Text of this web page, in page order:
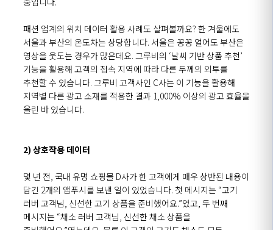
패션 업계의 위치 데이터 활용 사례도 살펴볼까요? 한 겨울에도
서울과 부산의 온도차는 상당합니다. 서울은 꽁꽁 얼어도 부산은
영상을 웃도는 경우가 많은데요. 그루비의 ‘날씨 기반 상품 추천’
기능을 활용해 고객의 접속 지역에 따라 다른 두께의 외투를
추천할 수 있습니다. 그루비 고객사인 C사는 이 기능을 활용해
지역별 다른 광고 소재를 적용한 결과 1,000% 이상의 광고 효율을
올린 바 있습니다.
2) 상호작용 데이터
몇 년 전, 국내 유명 쇼핑몰 D사가 한 고객에게 매우 상반된 내용이
담긴 2개의 앱푸시를 보낸 일이 있었습니다. 첫 메시지는 “고기
러버 고객님, 신선한 고기 상품을 준비했어요.”였고, 두 번째
메시지는 “채소 러버 고객님, 신선한 채소 상품을